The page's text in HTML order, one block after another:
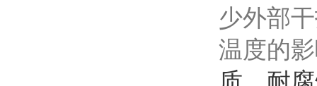
少外部
温度的